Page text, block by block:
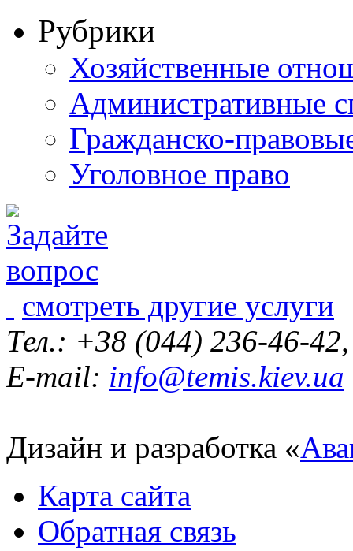
Рубрики
Хозяйственные
Административные
Гражданско-
Уголовное право
смотреть другие услуги
Тел.: +38 (044) 236-46-
E-mail: info@temis.kiev.ua
Дизайн и разработка «
Карта сайта
Обратная связь